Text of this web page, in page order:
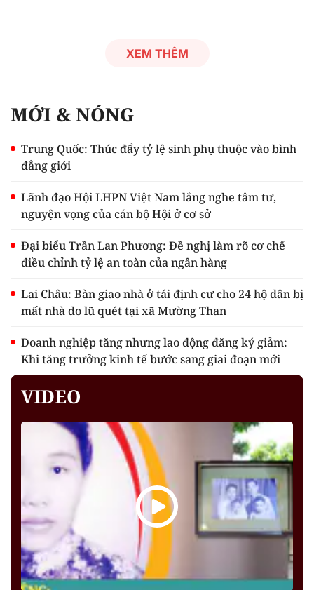
XEM THÊM
MỚI & NÓNG
Trung Quốc: Thúc đẩy tỷ lệ sinh phụ thuộc vào bình
đẳng giới
Lãnh đạo Hội LHPN Việt Nam lắng nghe tâm tư,
nguyện vọng của cán bộ Hội ở cơ sở
Đại biểu Trần Lan Phương: Đề nghị làm rõ cơ chế
điều chỉnh tỷ lệ an toàn của ngân hàng
Lai Châu: Bàn giao nhà ở tái định cư cho 24 hộ dân bị
mất nhà do lũ quét tại xã Mường Than
Doanh nghiệp tăng nhưng lao động đăng ký giảm:
Khi tăng trưởng kinh tế bước sang giai đoạn mới
VIDEO